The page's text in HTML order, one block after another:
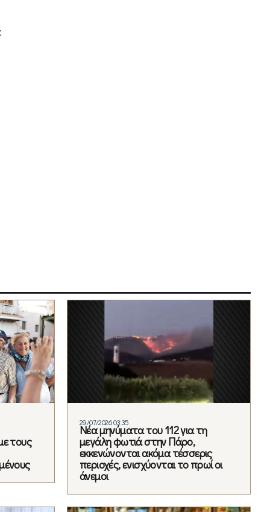
τους
29/07/2026 03:35
Νέα μηνύματα του 112 για τη
μεγάλη φωτιά στην Πάρο,
εκκενώνονται ακόμα τέσσερις
περιοχές, ενισχύονται το πρωί οι
άνεμοι